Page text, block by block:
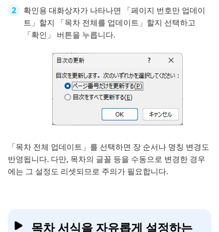
확인용 대화상자가 나타나면 「페이지 번호만 업데이
트」할지 「목차 전체를 업데이트」할지 선택하고
「확인」 버튼을 누릅니다.
「목차 전체 업데이트」를 선택하면 장 순서나 명칭 변경도
반영됩니다. 다만, 목차의 글꼴 등을 수동으로 변경한 경우
에는 그 설정도 리셋되므로 주의가 필요합니다.
목차 서식을 자유롭게 설정하는